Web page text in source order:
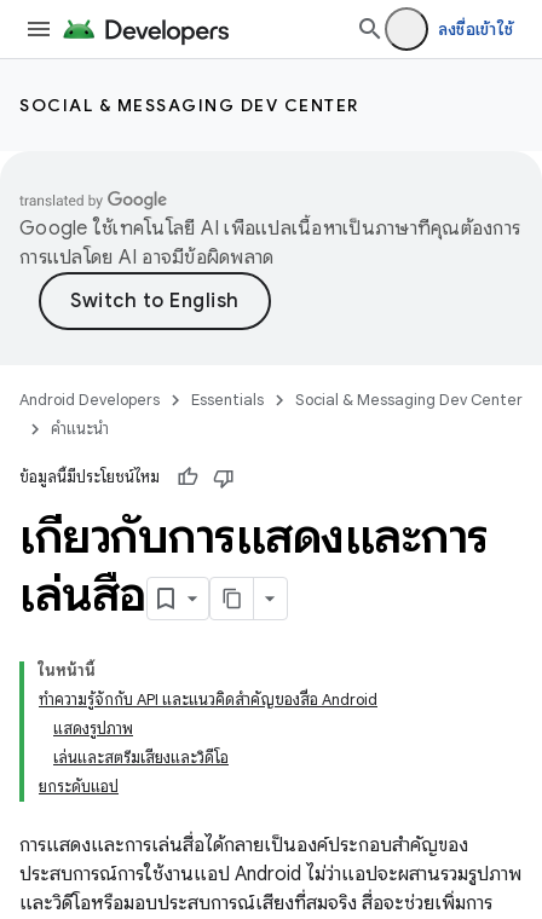
ลงชื่อเข้าใช้
SOCIAL & MESSAGING DEV CENTER
Google ใช้เทคโนโลยี AI เพื่อแปลเนื้อหาเป็นภาษาที่คุณต้องการ
การแปลโดย AI อาจมีข้อผิดพลาด
Android Developers Essentials
Social & Messaging Dev Center
คำแนะนำ
ข้อมูลนี้มีประโยชน์ไหม
เกี่ยวกับการแสดงและการ
เล่นสื่อ
ในหน้านี้
ทําความรู้จักกับ API และแนวคิดสําคัญของสื่อ Android
แสดงรูปภาพ
เล่นและสตรีมเสียงและวิดีโอ
ยกระดับแอป
การแสดงและการเล่นสื่อได้กลายเป็นองค์ประกอบสำคัญของ
ประสบการณ์การใช้งานแอป Android ไม่ว่าแอปจะผสานรวมรูปภาพ
และวิดีโอหรือมอบประสบการณ์เสียงที่สมจริง สื่อจะช่วยเพิ่มการ